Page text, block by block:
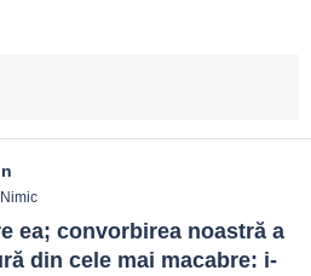
Nimic
ea; convorbirea noastră a
din cele mai macabre: i-